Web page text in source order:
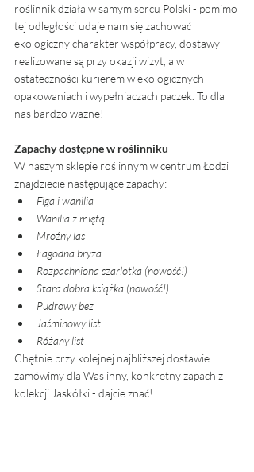
roślinnik działa w samym sercu Polski - pomimo
tej odległości udaje nam się zachować
ekologiczny charakter współpracy, dostawy
realizowane są przy okazji wizyt, a w
ostateczności kurierem w ekologicznych
opakowaniach i wypełniaczach paczek. To dla
nas bardzo ważne!
Zapachy dostępne w roślinniku
W naszym sklepie roślinnym w centrum Łodzi
znajdziecie następujące zapachy:
Figa i wanilia
Wanilia z miętą
Mroźny las
Łagodna bryza
Rozpachniona szarlotka (nowość!)
Stara dobra książka (nowość!)
Pudrowy bez
Jaśminowy list
Różany list
Chętnie przy kolejnej najbliższej dostawie
zamówimy dla Was inny, konkretny zapach z
kolekcji Jaskółki - dajcie znać!